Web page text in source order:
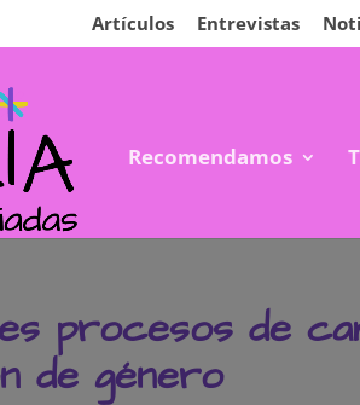
Artículos Entrevistas
Recomendamos
procesos de
de género